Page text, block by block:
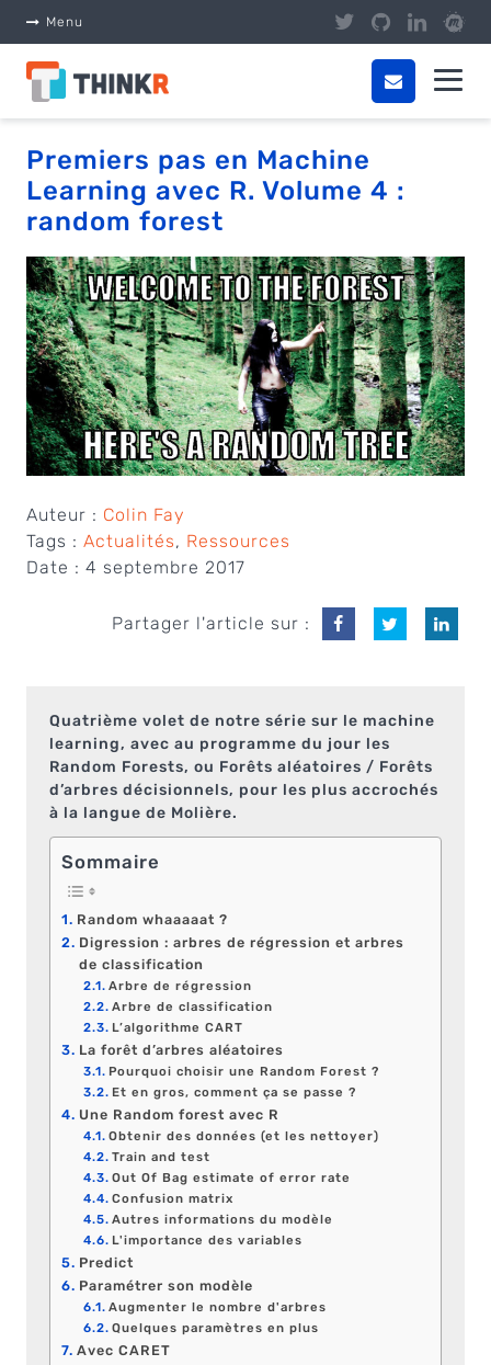
Menu
Premiers pas en Machine
Learning avec R. Volume 4 :
random forest
Auteur : Colin Fay
Tags : Actualités, Ressources
Date : 4 septembre 2017
Partager l'article sur :
Quatrième volet de notre série sur le machine
learning, avec au programme du jour les
Random Forests, ou Forêts aléatoires / Forêts
d’arbres décisionnels, pour les plus accrochés
à la langue de Molière.
Sommaire
Random whaaaaat ?
Digression : arbres de régression et arbres
de classification
Arbre de régression
Arbre de classification
L’algorithme CART
La forêt d’arbres aléatoires
Pourquoi choisir une Random Forest ?
Et en gros, comment ça se passe ?
Une Random forest avec R
Obtenir des données (et les nettoyer)
Train and test
Out Of Bag estimate of error rate
Confusion matrix
Autres informations du modèle
L'importance des variables
Predict
Paramétrer son modèle
Augmenter le nombre d'arbres
Quelques paramètres en plus
Avec CARET
Panneau de gestion des cookies